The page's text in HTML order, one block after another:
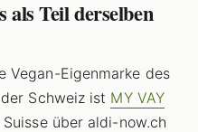
als Teil derselben
Vegan-Eigenmarke des
Schweiz ist MY VAY
über aldi-now.ch